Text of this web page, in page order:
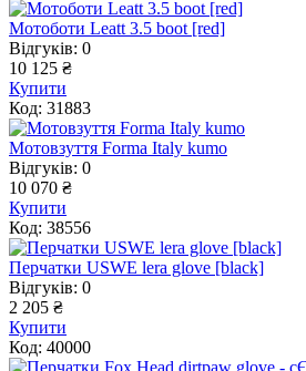
Мотоботи Leatt 3.5 boot [red]
Відгуків: 0
10 125 ₴
Купити
Код: 31883
Мотовзуття Forma Italy kumo
Відгуків: 0
10 070 ₴
Купити
Код: 38556
Перчатки USWE lera glove [black]
Відгуків: 0
2 205 ₴
Купити
Код: 40000